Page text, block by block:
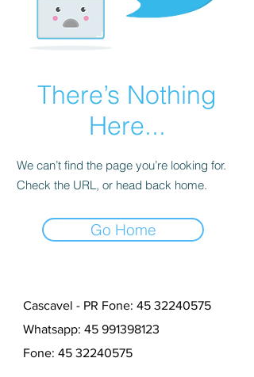
There’s Nothing
Here...
We can’t find the page you’re looking for.
Check the URL, or head back home.
Go Home
Cascavel - PR Fone: 45 32240575
Whatsapp: 45 991398123
Fone: 45 32240575